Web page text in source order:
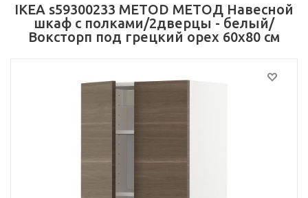
IKEA s59300233 METOD МЕТОД Навесной
шкаф с полками/2дверцы - белый/
Воксторп под грецкий орех 60x80 см